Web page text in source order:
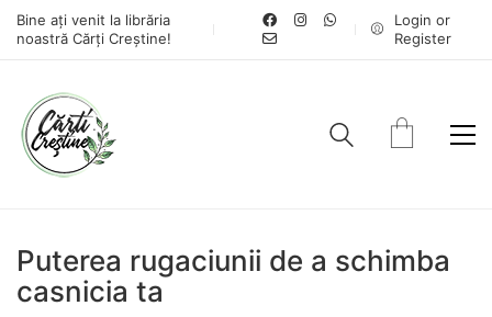
Bine ați venit la librăria
noastră Cărți Creștine!
Login or
Register
Puterea rugaciunii de a schimba
casnicia ta